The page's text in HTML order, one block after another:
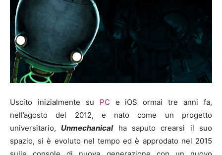
Uscito inizialmente su PC e iOS ormai tre anni fa,
nell’agosto del 2012, e nato come un progetto
universitario, Unmechanicalha saputo crearsi il suo
spazio, si è evoluto nel tempo ed è approdato nel 2015